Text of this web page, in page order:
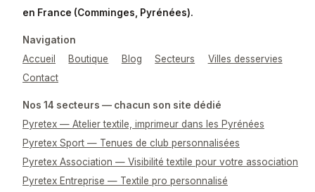
en France (Comminges, Pyrénées).
Navigation
Accueil
Boutique Blog Secteurs
Villes desservies
Contact
Nos 14 secteurs — chacun son site dédié
Pyretex — Atelier textile, imprimeur dans les Pyrénées
Pyretex Sport — Tenues de club personnalisées
Pyretex Association — Visibilité textile pour votre association
Pyretex Entreprise — Textile pro personnalisé